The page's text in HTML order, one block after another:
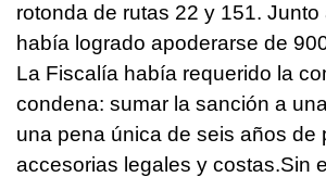
rotonda de rutas 22 y 151. Junto
había logrado apoderarse de
La Fiscalía había requerido la
condena: sumar la sanción a
una pena única de seis años de
accesorias legales y costas.Sin